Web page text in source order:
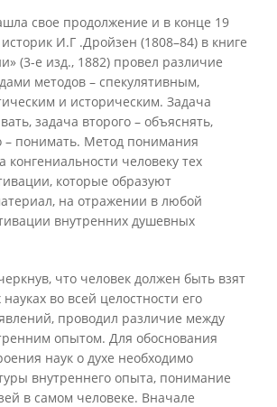
свое продолжение и в конце 19
И.Г .Дройзен (1808–84) в книге
(3-е изд., 1882) провел различие
методов – спекулятивным,
и историческим. Задача
задача второго – объяснять,
– понимать. Метод понимания
конгениальности человеку тех
которые образуют
на отражении в любой
внутренних душевных
что человек должен быть взят
во всей целостности его
проводил различие между
опытом. Для обоснования
наук о духе необходимо
внутреннего опыта, понимание
в самом человеке. Вначале